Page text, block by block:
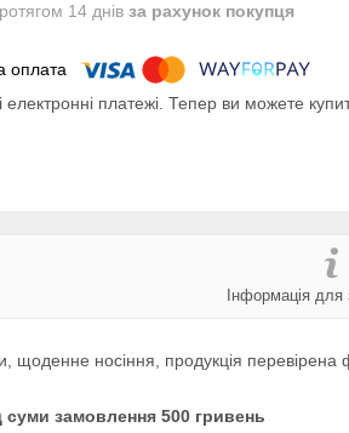
14 днів за рахунок покупця
електронні платежі. Тепер ви можете
Інформація
щоденне носіння, продукція
суми замовлення 500 гривень